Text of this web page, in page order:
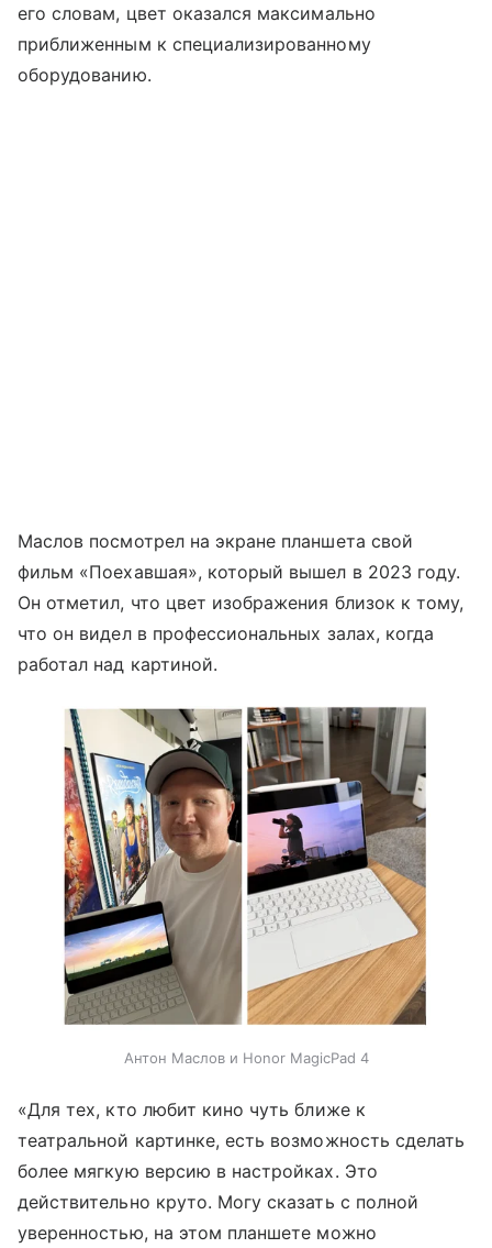
его словам, цвет оказался максимально
приближенным к специализированному
оборудованию.
Маслов посмотрел на экране планшета свой
фильм «Поехавшая», который вышел в 2023 году.
Он отметил, что цвет изображения близок к тому,
что он видел в профессиональных залах, когда
работал над картиной.
Антон Маслов и Honor MagicPad 4
«Для тех, кто любит кино чуть ближе к
театральной картинке, есть возможность сделать
более мягкую версию в настройках. Это
действительно круто. Могу сказать с полной
уверенностью, на этом планшете можно